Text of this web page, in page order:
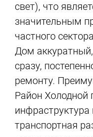
свет), что
значительным
частного
Дом
сразу,
ремонту.
Район Холодной
инфраструктура
транспортная